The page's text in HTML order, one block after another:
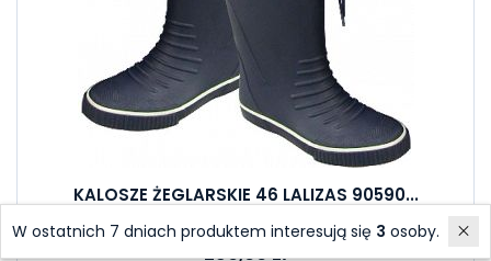
KALOSZE ŻEGLARSKIE 46 LALIZAS 90590...
Sklep stacjonarny: 0 szt.
236,00 zł
W ostatnich 7 dniach produktem interesują się 3 osoby.